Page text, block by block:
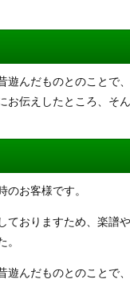
遊んだものとのことで
伝えしたところ、そ
お客様です。
ておりますため、楽譜
遊んだものとのことで